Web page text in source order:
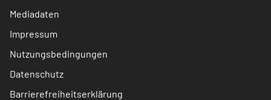
Mediadaten
Impressum
Nutzungsbedingungen
Datenschutz
Barrierefreiheitserklärung